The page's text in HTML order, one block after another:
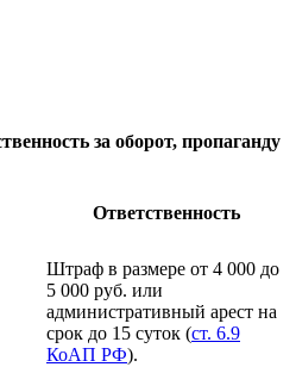
за оборот, пропаганду
Ответственность
Штраф в размере от 4 000 до
5 000 руб. или
административный арест на
срок до 15 суток (ст. 6.9
КоАП РФ).